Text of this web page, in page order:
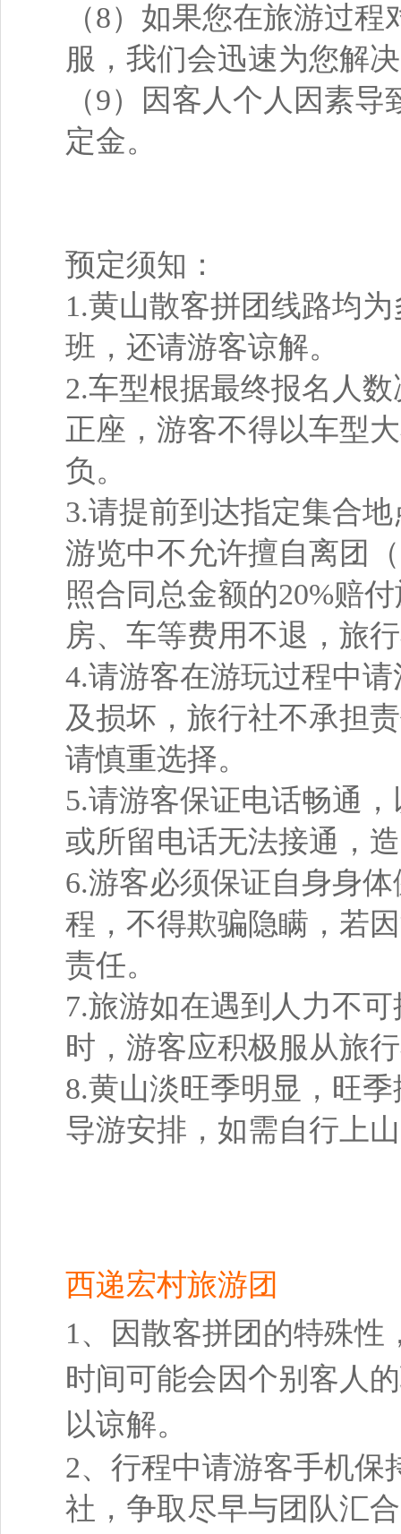
（8）如果您在旅游过
服，我们会迅速为您解
（9）因客人个人因素
定金。
预定须知：
1.黄山散客拼团线路均
班，还请游客谅解。
2.车型根据最终报名人
正座，游客不得以车型
负。
3.请提前到达指定集合
游览中不允许擅自离团
照合同总金额的20%赔
房、车等费用不退，旅
4.请游客在游玩过程中
及损坏，旅行社不承担
请慎重选择。
5.请游客保证电话畅通
或所留电话无法接通，
6.游客必须保证自身身
程，不得欺骗隐瞒，若
责任。
7.旅游如在遇到人力不
时，游客应积极服从旅
8.黄山淡旺季明显，旺
导游安排，如需自行上
西递宏村旅游团
1、因散客拼团的特殊
时间可能会因个别客人
以谅解。
2、行程中请游客手机保
社，争取尽早与团队汇